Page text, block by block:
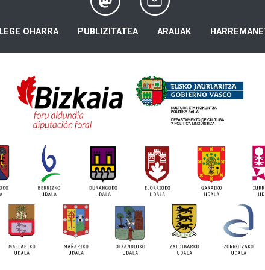
LEGE OHARRA PUBLIZITATEA ARAUAK